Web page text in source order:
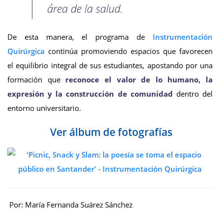
área de la salud.
De esta manera, el programa de Instrumentación
Quirúrgica continúa promoviendo espacios que favorecen
el equilibrio integral de sus estudiantes, apostando por una
formación que reconoce el valor de lo humano, la
expresión y la construcción de comunidad dentro del
entorno universitario.
Ver álbum de fotografías
Por: María Fernanda Suárez Sánchez